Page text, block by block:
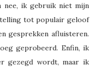
nee, ik gebruik niet mijn
tot populair geloof
gesprekken afluisteren.
geprobeerd. Enfin, ik
gezegd wordt, maar ik